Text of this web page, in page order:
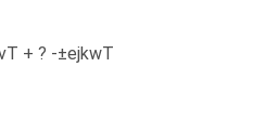
+ ? -±ejkwT